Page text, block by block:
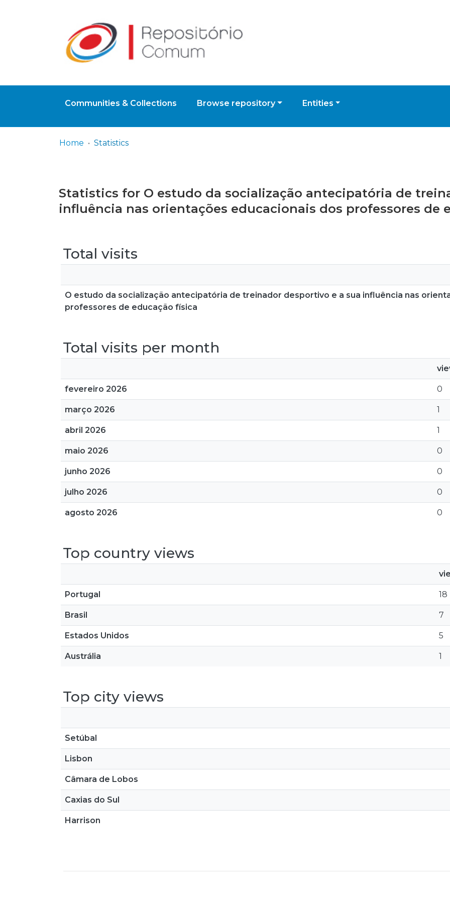
Communities & Collections Browse repository Entities
Home Statistics
Statistics for O estudo da socialização antecipatória de
influência nas orientações educacionais dos professores de
Total visits
O estudo da socialização antecipatória de treinador desportivo e a sua influência nas
professores de educação física
Total visits per month
fevereiro 2026 0
março 2026 1
abril 2026 1
maio 2026 0
junho 2026 0
julho 2026 0
agosto 2026 0
Top country views
Portugal 18
Brasil 7
Estados Unidos 5
Austrália 1
Top city views
Setúbal
Lisbon
Câmara de Lobos
Caxias do Sul
Harrison